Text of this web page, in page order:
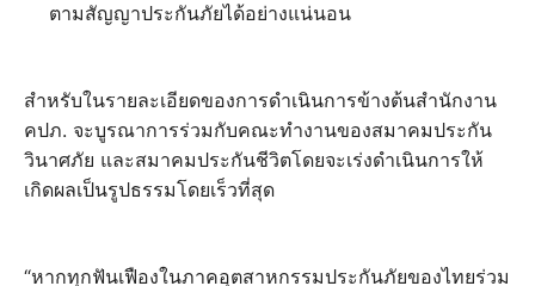
ตามสัญญาประกันภัยได้อย่างแน่นอน
สำหรับในรายละเอียดของการดำเนินการข้างต้นสำนักงาน
คปภ. จะบูรณาการร่วมกับคณะทำงานของสมาคมประกัน
วินาศภัย และสมาคมประกันชีวิตโดยจะเร่งดำเนินการให้
เกิดผลเป็นรูปธรรมโดยเร็วที่สุด
“หากทุกฟันเฟืองในภาคอุตสาหกรรมประกันภัยของไทยร่วม